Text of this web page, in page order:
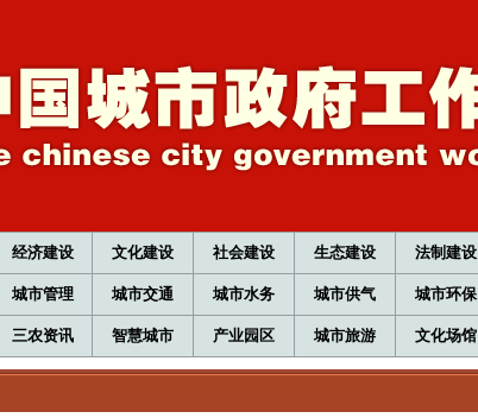
经济建设 文化建设 社会建设 生态建设 法制建设
城市管理 城市交通 城市水务 城市供气 城市环保
三农资讯 智慧城市 产业园区 城市旅游 文化场馆